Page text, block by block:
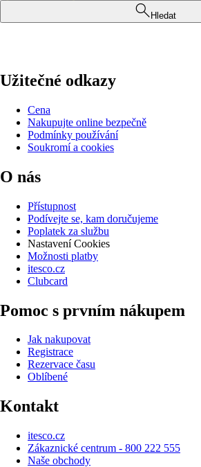
Hledat
Užitečné odkazy
Cena
Nakupujte online bezpečně
Podmínky používání
Soukromí a cookies
O nás
Přístupnost
Podívejte se, kam doručujeme
Poplatek za službu
Nastavení Cookies
Možnosti platby
itesco.cz
Clubcard
Pomoc s prvním nákupem
Jak nakupovat
Registrace
Rezervace času
Oblíbené
Kontakt
itesco.cz
Zákaznické centrum - 800 222 555
Naše obchody